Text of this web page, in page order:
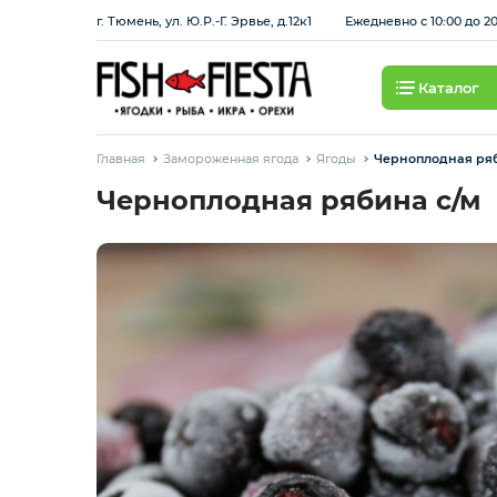
г. Тюмень, ул. Ю.Р.-Г. Эрвье, д.12к1 Ежедневно с 10:00 до
Каталог
Охлажденная рыба
Березовские полуфабрикаты
Рыба красная с/м
Рыба белая с/м
Главная Замороженная ягода Ягоды Черноплодная
Черноплодная рябина с/м